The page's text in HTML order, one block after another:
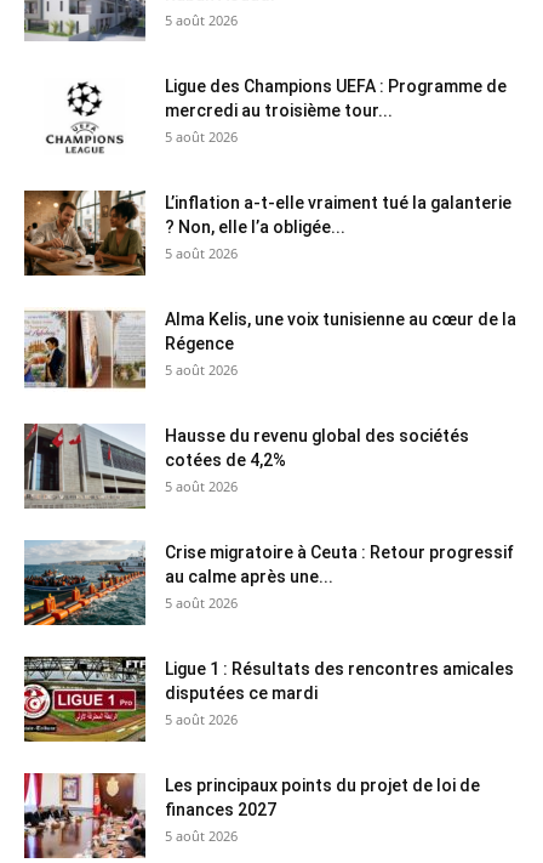
5 août 2026
Ligue des Champions UEFA : Programme de
mercredi au troisième tour...
5 août 2026
L’inflation a-t-elle vraiment tué la galanterie
? Non, elle l’a obligée...
5 août 2026
Alma Kelis, une voix tunisienne au cœur de la
Régence
5 août 2026
Hausse du revenu global des sociétés
cotées de 4,2%
5 août 2026
Crise migratoire à Ceuta : Retour progressif
au calme après une...
5 août 2026
Ligue 1 : Résultats des rencontres amicales
disputées ce mardi
5 août 2026
Les principaux points du projet de loi de
finances 2027
5 août 2026